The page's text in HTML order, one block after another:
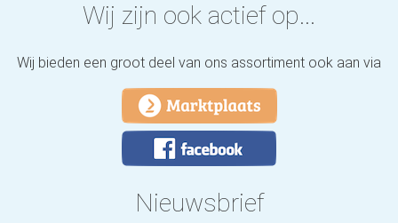
Wij zijn ook actief op...
Wij bieden een groot deel van ons assortiment ook aan via
Nieuwsbrief